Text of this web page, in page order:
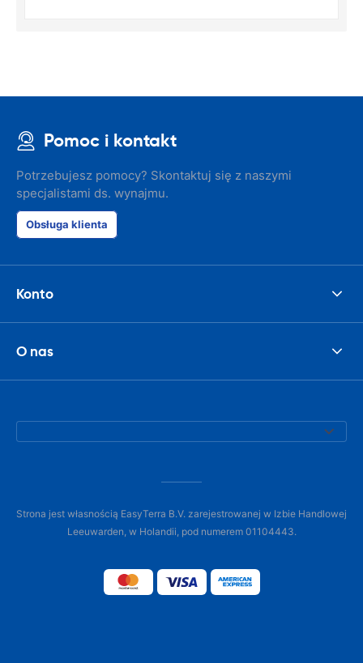
Pomoc i kontakt
Potrzebujesz pomocy? Skontaktuj się z naszymi
specjalistami ds. wynajmu.
Obsługa klienta
Konto
O nas
Strona jest własnością EasyTerra B.V. zarejestrowanej w Izbie Handlowej
Leeuwarden, w Holandii, pod numerem 01104443.